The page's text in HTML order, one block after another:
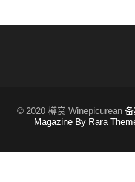
© 2020 樽赏 Winepicurean
Magazine By Rara